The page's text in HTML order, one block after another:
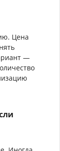
Цена
—